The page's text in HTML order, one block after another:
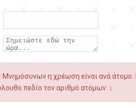
Μνημόσυνων η χρέωση είναι ανά
πεδίο τον αριθμό ατόμων: ↓